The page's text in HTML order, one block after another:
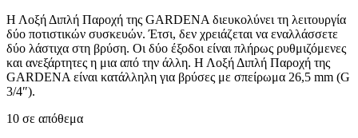
Η Λοξή Διπλή Παροχή της GARDENA διευκολύνει τη λειτουργία
δύο ποτιστικών συσκευών. Έτσι, δεν χρειάζεται να εναλλάσσετε
δύο λάστιχα στη βρύση. Οι δύο έξοδοι είναι πλήρως ρυθμιζόμενες
και ανεξάρτητες η μια από την άλλη. Η Λοξή Διπλή Παροχή της
GARDENA είναι κατάλληλη για βρύσες με σπείρωμα 26,5 mm (G
3/4″).
10 σε απόθεμα